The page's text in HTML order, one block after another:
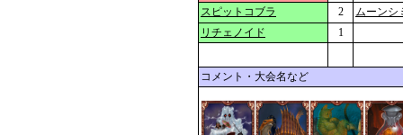
スピットコブラ
2
ムーンシ
リチェノイド
1
コメント・大会名など